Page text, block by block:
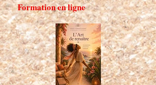
Formation en ligne